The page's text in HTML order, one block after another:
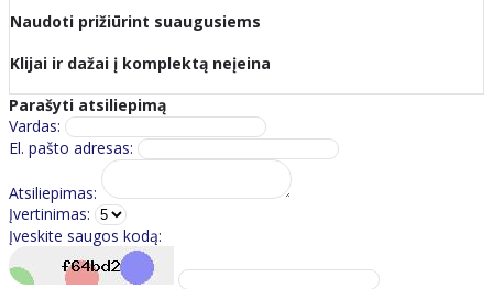
Naudoti prižiūrint suaugusiems
Klijai ir dažai į komplektą neįeina
Parašyti atsiliepimą
Vardas:
El. pašto adresas:
Atsiliepimas:
Įvertinimas:
Įveskite saugos kodą: